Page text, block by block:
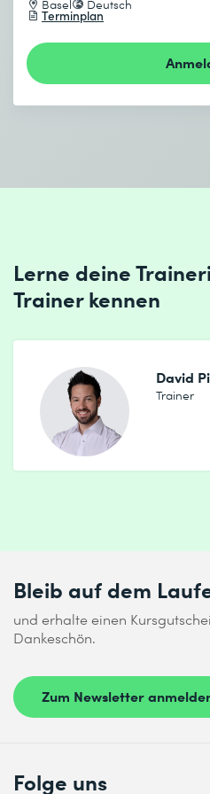
Versionierung von APIs
Basel Deutsch
Terminplan
Lerne deine
Trainer kennen
David
Trainer
Bleib auf dem
und erhalte einen
Dankeschön.
Zum Newsletter
Folge uns